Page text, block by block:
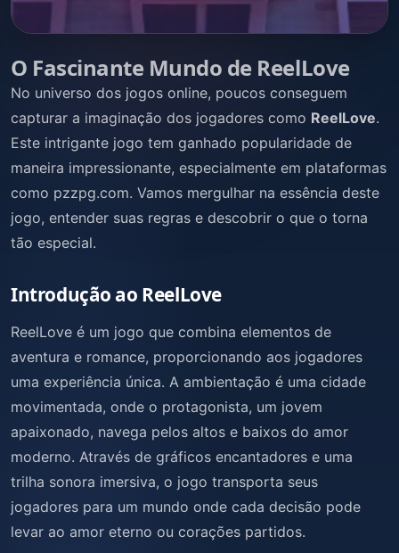
O Fascinante Mundo de ReelLove
No universo dos jogos online, poucos conseguem
capturar a imaginação dos jogadores como ReelLove.
Este intrigante jogo tem ganhado popularidade de
maneira impressionante, especialmente em plataformas
como pzzpg.com. Vamos mergulhar na essência deste
jogo, entender suas regras e descobrir o que o torna
tão especial.
Introdução ao ReelLove
ReelLove é um jogo que combina elementos de
aventura e romance, proporcionando aos jogadores
uma experiência única. A ambientação é uma cidade
movimentada, onde o protagonista, um jovem
apaixonado, navega pelos altos e baixos do amor
moderno. Através de gráficos encantadores e uma
trilha sonora imersiva, o jogo transporta seus
jogadores para um mundo onde cada decisão pode
levar ao amor eterno ou corações partidos.